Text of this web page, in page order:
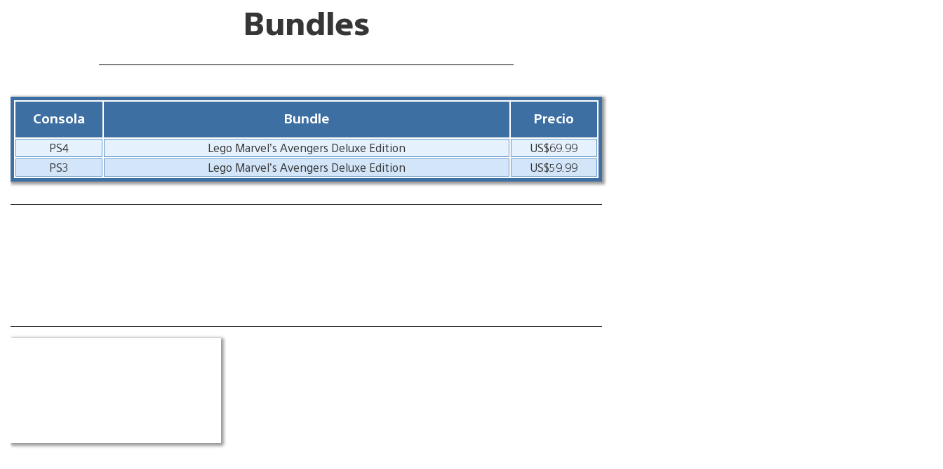
Bundles
Consola Bundle Precio
PS4 Lego Marvel’s Avengers Deluxe Edition
US$69.99
PS3
Lego Marvel’s Avengers Deluxe Edition US$59.99